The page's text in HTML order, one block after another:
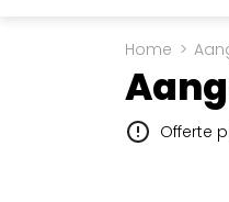
Home >
Offerte